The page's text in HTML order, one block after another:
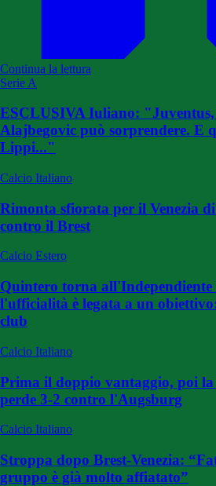
Continua la lettura
Serie A
ESCLUSIVA Iuliano:
Alajbegovic può sorprendere. E
Lippi..."
Calcio Italiano
Rimonta sfiorata per il Venezia
contro il Brest
Calcio Estero
Quintero torna all'Independiente
l'ufficialità è legata a un
club
Calcio Italiano
Prima il doppio vantaggio, poi
perde 3-2 contro l'Augsburg
Calcio Italiano
Stroppa dopo Brest-Venezia:
gruppo è già molto affiatato”